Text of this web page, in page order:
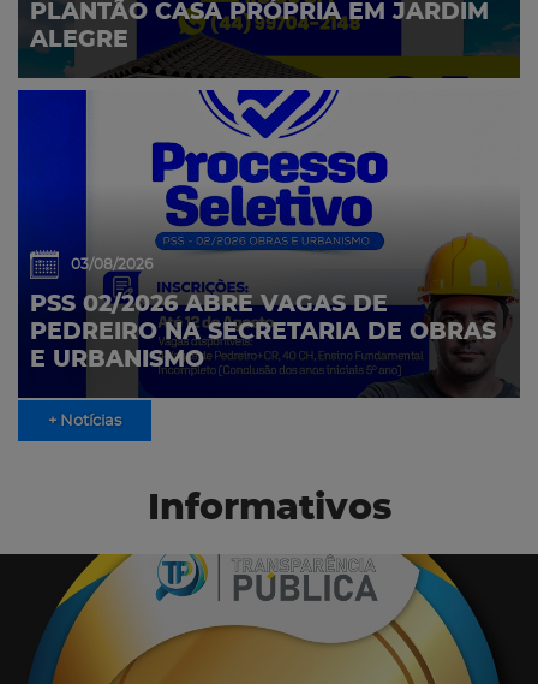
PLANTÃO CASA PRÓPRIA EM JARDIM
ALEGRE
03/08/2026
PSS 02/2026 ABRE VAGAS DE
PEDREIRO NA SECRETARIA DE OBRAS
E URBANISMO
+ Notícias
Informativos